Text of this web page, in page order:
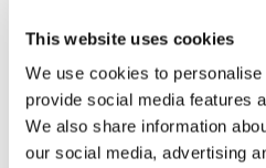
This website uses cookies
We use cookies to
provide social media features
We also share information
our social media, advertising
Bekijk alles van Schrijfwaren